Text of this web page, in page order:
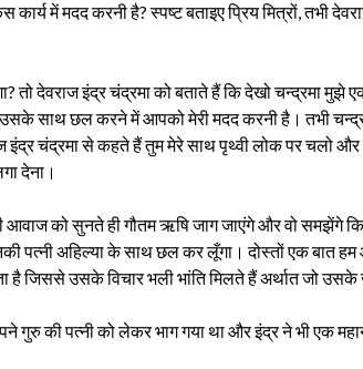
में मदद करनी है? स्पष्ट बताइए प्रिय मित्रों, तभी
तो देवराज इंद्र चंद्रमा को बताते हैं कि देखो चन्द्रमा मुझे
साथ छल करने में आपको मेरी मदद करनी है। तभी
इंद्र चंद्रमा से कहते हैं तुम मेरे साथ पृथ्वी लोक पर चलो और
देना।
आवाज को सुनते ही गौतम ऋषि जाग जाएंगे और वो समझेंगे
पत्नी अहिल्या के साथ छल कर लूँगा। दोस्तों एक बात
है जिससे उसके विचार भली भांति मिलते हैं अर्थात जो उसके
गुरु की पत्नी को लेकर भाग गया था और इंद्र ने भी एक